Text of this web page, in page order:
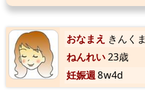
おなまえ きんくま
ねんれい23歳
妊娠週8w4d